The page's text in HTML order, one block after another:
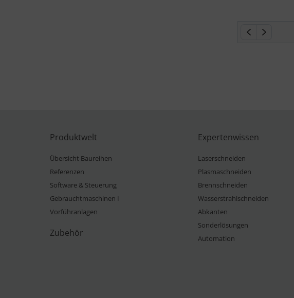
Produktwelt
Übersicht Baureihen
Referenzen
Software & Steuerung
Gebrauchtmaschinen I
Vorführanlagen
Zubehör
Expertenwissen
Laserschneiden
Plasmaschneiden
Brennschneiden
Wasserstrahlschneiden
Abkanten
Sonderlösungen
Automation